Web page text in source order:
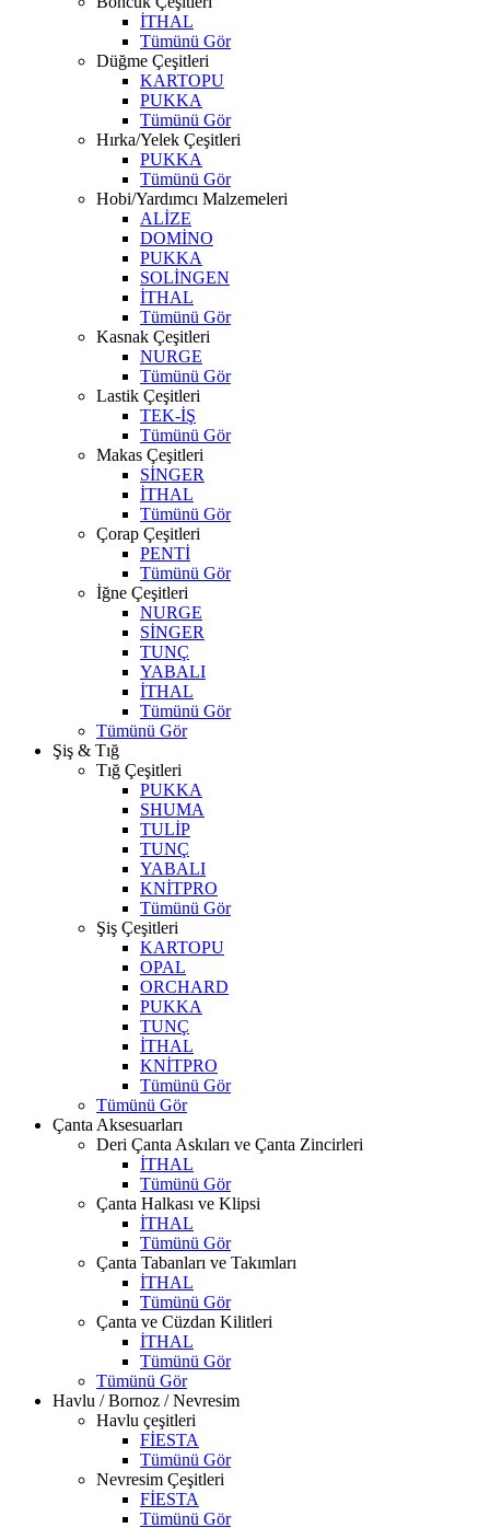
İTHAL
Tümünü Gör
Düğme Çeşitleri
KARTOPU
PUKKA
Tümünü Gör
Hırka/Yelek Çeşitleri
PUKKA
Tümünü Gör
Hobi/Yardımcı Malzemeleri
ALİZE
DOMİNO
PUKKA
SOLİNGEN
İTHAL
Tümünü Gör
Kasnak Çeşitleri
NURGE
Tümünü Gör
Lastik Çeşitleri
TEK-İŞ
Tümünü Gör
Makas Çeşitleri
SİNGER
İTHAL
Tümünü Gör
Çorap Çeşitleri
PENTİ
Tümünü Gör
İğne Çeşitleri
NURGE
SİNGER
TUNÇ
YABALI
İTHAL
Tümünü Gör
Tümünü Gör
Şiş & Tığ
Tığ Çeşitleri
PUKKA
SHUMA
TULİP
TUNÇ
YABALI
KNİTPRO
Tümünü Gör
Şiş Çeşitleri
KARTOPU
OPAL
ORCHARD
PUKKA
TUNÇ
İTHAL
KNİTPRO
Tümünü Gör
Tümünü Gör
Çanta Aksesuarları
Deri Çanta Askıları ve Çanta Zincirleri
İTHAL
Tümünü Gör
Çanta Halkası ve Klipsi
İTHAL
Tümünü Gör
Çanta Tabanları ve Takımları
İTHAL
Tümünü Gör
Çanta ve Cüzdan Kilitleri
İTHAL
Tümünü Gör
Tümünü Gör
Havlu / Bornoz / Nevresim
Havlu çeşitleri
FİESTA
Tümünü Gör
Nevresim Çeşitleri
FİESTA
Tümünü Gör